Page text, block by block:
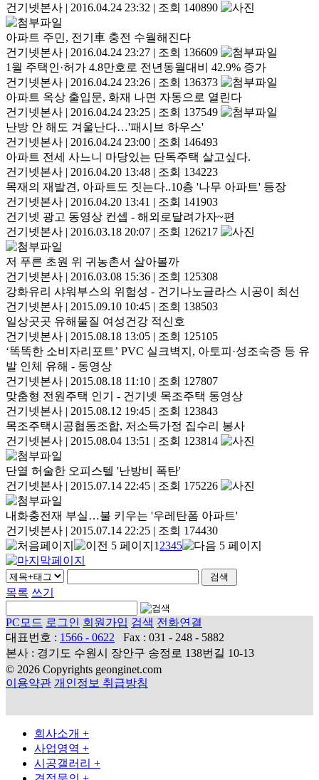
건기넷본사 | 2016.04.24 23:32 | 조회 140890
아파트 주민, 전기車 충전 수월해진다
건기넷본사 | 2016.04.24 23:27 | 조회 136609
1월 주택인·허가 4.8만호로 전년동월대비 42.9% 증가
건기넷본사 | 2016.04.24 23:26 | 조회 136373
아파트 옥상 출입문, 화재 나면 자동으로 열린다
건기넷본사 | 2016.04.24 23:25 | 조회 137549
난방 안 해도 겨울난다…'패시브 하우스'
건기넷본사 | 2016.04.24 23:00 | 조회 146493
아파트 전세 사느니 마당있는 단독주택 살고싶다.
건기넷본사 | 2016.04.20 13:48 | 조회 134223
목재의 재발견, 아파트도 짓는다..10층 '나무 아파트' 등장
건기넷본사 | 2016.04.20 13:41 | 조회 141903
건기넷 광고 동영상 컨셉 - 해외로달려가자~편
건기넷본사 | 2016.03.18 20:07 | 조회 126217
저 푸른 초원 위 귀농촌서 살아볼까
건기넷본사 | 2016.03.08 15:36 | 조회 125308
강화유리 샤워부스의 위험성 - 건기나노글라스 시공이 최선
건기넷본사 | 2015.09.10 10:45 | 조회 138503
일상곳곳 유해물질 여성건강 적신호
건기넷본사 | 2015.08.18 13:05 | 조회 125105
‘똑똑한 소비자리포트’ PVC 실크벽지, 아토피·성조숙증 등 유
발 인체 유해 - 동영상
건기넷본사 | 2015.08.18 11:10 | 조회 127807
맞춤형 전원주택 인기 - 건기넷 목조주택 동영상
건기넷본사 | 2015.08.12 19:45 | 조회 123843
목조주택시공협동조합, 저소득가정 집수리 봉사
건기넷본사 | 2015.08.04 13:51 | 조회 123814
단열 허술한 오피스텔 '난방비 폭탄'
건기넷본사 | 2015.07.14 22:45 | 조회 175226
내화충전재 부실…불 키우는 '우레탄폼 아파트'
건기넷본사 | 2015.07.14 22:25 | 조회 174430
1 2345
목록 쓰기
PC모드 로그인 회원가입 검색 전화연결
대표번호 : 1566 - 0622
Fax : 031 - 248 - 5882
본사 : 경기도 수원시 장안구 송정로 138번길 10-13
© 2026 Copyrights geonginet.com
이용약관 개인정보 취급방침
회사소개 +
사업영역 +
시공갤러리 +